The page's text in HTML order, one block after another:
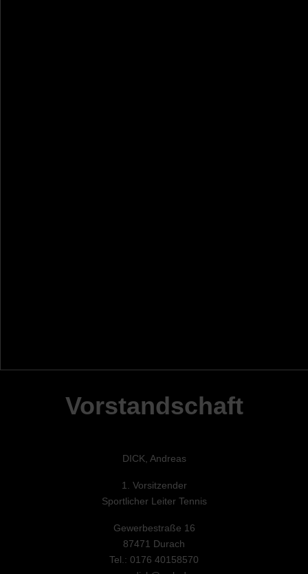
Vorstandschaft
DICK, Andreas
1. Vorsitzender
Sportlicher Leiter Tennis
Gewerbestraße 16
87471 Durach
Tel.: 0176 40158570